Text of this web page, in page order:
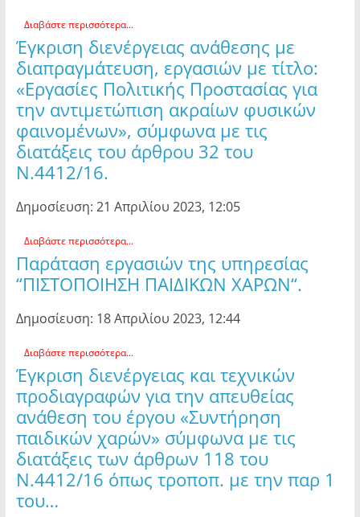
Διαβάστε περισσότερα...
Έγκριση διενέργειας ανάθεσης με
διαπραγμάτευση, εργασιών με τίτλο:
«Εργασίες Πολιτικής Προστασίας για
την αντιμετώπιση ακραίων φυσικών
φαινομένων», σύμφωνα με τις
διατάξεις του άρθρου 32 του
Ν.4412/16.
Δημοσίευση: 21 Απριλίου 2023, 12:05
Διαβάστε περισσότερα...
Παράταση εργασιών της υπηρεσίας
“ΠΙΣΤΟΠΟΙΗΣΗ ΠΑΙΔΙΚΩΝ ΧΑΡΩΝ“.
Δημοσίευση: 18 Απριλίου 2023, 12:44
Διαβάστε περισσότερα...
Έγκριση διενέργειας και τεχνικών
προδιαγραφών για την απευθείας
ανάθεση του έργου «Συντήρηση
παιδικών χαρών» σύμφωνα με τις
διατάξεις των άρθρων 118 του
Ν.4412/16 όπως τροποπ. με την παρ 1
του…